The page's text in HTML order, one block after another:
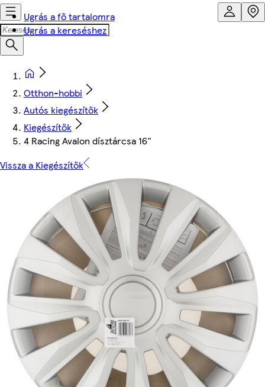
Ugrás a fő tartalomra
Ugrás a kereséshez
Otthon-hobbi
Autós kiegészítők
Kiegészítők
4 Racing Avalon dísztárcsa 16"
Vissza a Kiegészítők